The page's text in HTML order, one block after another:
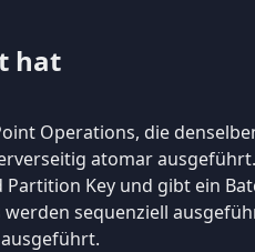
hat
Operations, die
atomar
Key und gibt ein
sequenziell